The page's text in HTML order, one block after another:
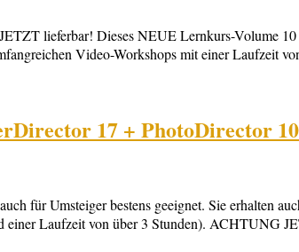
lieferbar! Dieses NEUE Lernkurs-Volume
Video-Workshops mit einer Laufzeit
17 + PhotoDirector 10
für Umsteiger bestens geeignet. Sie erhalten
einer Laufzeit von über 3 Stunden). ACHTUNG